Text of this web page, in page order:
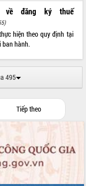
về đăng ký thuế
hiện theo quy định tại
ban hành.
495
Tiếp theo